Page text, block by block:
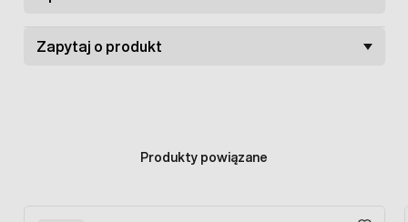
Zapytaj o produkt
Produkty powiązane